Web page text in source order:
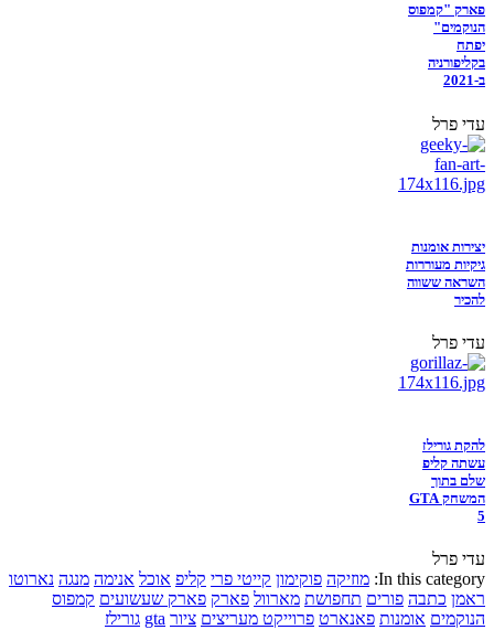
פארק "קמפוס
הנוקמים"
יפתח
בקליפורניה
ב-2021
עדי פרל
יצירות אומנות
גיקיות מעוררות
השראה ששווה
להכיר
עדי פרל
להקת גורילז
עשתה קליפ
שלם בתוך
המשחק GTA
5
עדי פרל
In this category: מוזיקה פוקימון קייטי פרי קליפ אוכל אנימה מנגה נארוטו
ראמן כתבה פורים תחפושת מארוול פארק פארק שעשועים קמפוס
הנוקמים אומנות פאנארט פרוייקט מעריצים ציור gta גורילז